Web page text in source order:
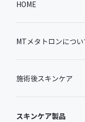
HOME
MTメタトロンについ
施術後スキンケア
スキンケア製品